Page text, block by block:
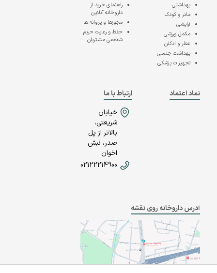
بهداشتی
مادر و کودک
آرایشی
مکمل ورزشی
عطر و ادکلن
بهداشت جنسی
تجهیزات پزشکی
راهنمای خرید از
داروخانه آنلاین
مجوزها و پروانه ها
حفظ و رعایت حریم
شخصی مشتریان
نماد اعتماد
ارتباط با ما
خیابان
شریعتی،
بالاتر از پل
صدر، نبش
اخوان
02122214900
آدرس داروخانه روی نقشه